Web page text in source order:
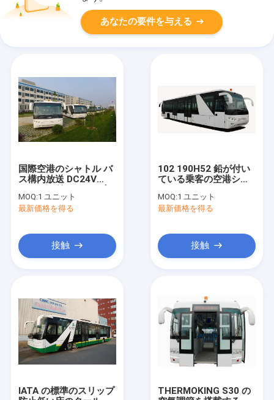
あなたの要件を与える
国際空港のシャトル バ
ス構内放送 DC24V
いボディ バス
MOQ:1 ユニット
最新価格を得る
接触
102 190H52 鉛が付い
ている乗客の空港シャ
ス-酸電池
MOQ:1 ユニット
最新価格を得る
接触
IATA の標準のスリップ
THERMOKING S30 の